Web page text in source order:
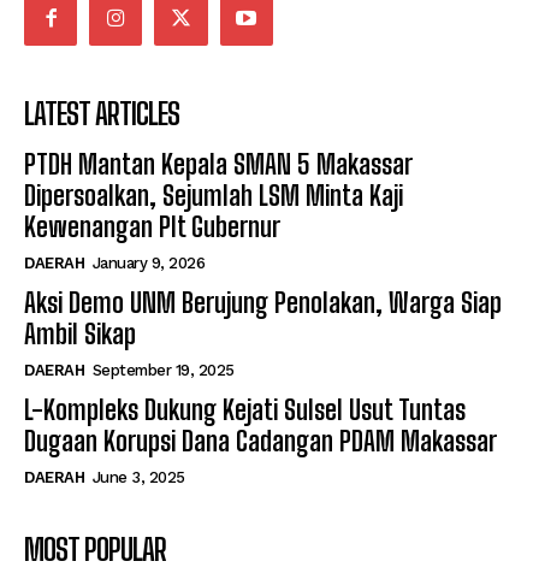
LATEST ARTICLES
PTDH Mantan Kepala SMAN 5 Makassar
Dipersoalkan, Sejumlah LSM Minta Kaji
Kewenangan Plt Gubernur
DAERAH January 9, 2026
Aksi Demo UNM Berujung Penolakan, Warga Siap
Ambil Sikap
DAERAH September 19, 2025
L-Kompleks Dukung Kejati Sulsel Usut Tuntas
Dugaan Korupsi Dana Cadangan PDAM Makassar
DAERAH June 3, 2025
MOST POPULAR